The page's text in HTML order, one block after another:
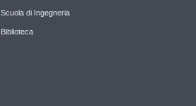
Scuola di Ingegneria
Biblioteca